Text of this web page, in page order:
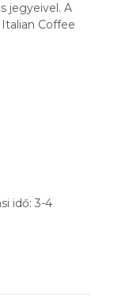
jegyeivel. A
Coffee
idő: 3-4